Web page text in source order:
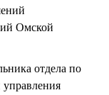
Омской
отдела по
управления